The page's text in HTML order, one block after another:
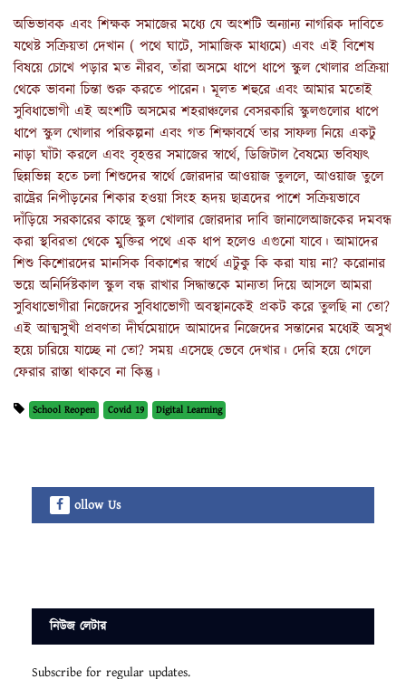
অভিভাবক এবং শিক্ষক সমাজের মধ্যে যে অংশটি অন্যান্য নাগরিক দাবিতে
যথেষ্ট সক্রিয়তা দেখান ( পথে ঘাটে, সামাজিক মাধ্যমে) এবং এই বিশেষ
বিষয়ে চোখে পড়ার মত নীরব, তাঁরা অসমে ধাপে ধাপে স্কুল খোলার প্রক্রিয়া
থেকে ভাবনা চিন্তা শুরু করতে পারেন। মূলত শহুরে এবং আমার মতোই
সুবিধাভোগী এই অংশটি অসমের শহরাঞ্চলের বেসরকারি স্কুলগুলোর ধাপে
ধাপে স্কুল খোলার পরিকল্পনা এবং গত শিক্ষাবর্ষে তার সাফল্য নিয়ে একটু
নাড়া ঘাঁটা করলে এবং বৃহত্তর সমাজের স্বার্থে, ডিজিটাল বৈষম্যে ভবিষ্যৎ
ছিন্নভিন্ন হতে চলা শিশুদের স্বার্থে জোরদার আওয়াজ তুললে, আওয়াজ তুলে
রাষ্ট্রের নিপীড়নের শিকার হওয়া সিংহ হৃদয় ছাত্রদের পাশে সক্রিয়ভাবে
দাঁড়িয়ে সরকারের কাছে স্কুল খোলার জোরদার দাবি জানালেআজকের দমবন্ধ
করা স্থবিরতা থেকে মুক্তির পথে এক ধাপ হলেও এগুনো যাবে। আমাদের
শিশু কিশোরদের মানসিক বিকাশের স্বার্থে এটুকু কি করা যায় না? করোনার
ভয়ে অনির্দিষ্টকাল স্কুল বন্ধ রাখার সিদ্ধান্তকে মান্যতা দিয়ে আসলে আমরা
সুবিধাভোগীরা নিজেদের সুবিধাভোগী অবস্থানকেই প্রকট করে তুলছি না তো?
এই আত্মসুখী প্রবণতা দীর্ঘমেয়াদে আমাদের নিজেদের সন্তানের মধ্যেই অসুখ
হয়ে চারিয়ে যাচ্ছে না তো? সময় এসেছে ভেবে দেখার। দেরি হয়ে গেলে
ফেরার রাস্তা থাকবে না কিন্তু।
School Reopen Covid 19 Digital Learning
ollow Us
নিউজ লেটার
Subscribe for regular updates.